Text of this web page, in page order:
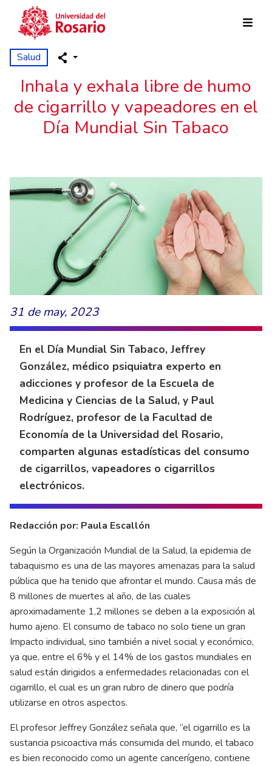
Skip to main content
Salud
Inhala y exhala libre de humo
de cigarrillo y vapeadores en el
Día Mundial Sin Tabaco
31 de may, 2023
En el Día Mundial Sin Tabaco, Jeffrey
González, médico psiquiatra experto en
adicciones y profesor de la Escuela de
Medicina y Ciencias de la Salud, y Paul
Rodríguez, profesor de la Facultad de
Economía de la Universidad del Rosario,
comparten algunas estadísticas del consumo
de cigarrillos, vapeadores o cigarrillos
electrónicos.
Redacción por: Paula Escallón
Según la Organización Mundial de la Salud, la epidemia de
tabaquismo es una de las mayores amenazas para la salud
pública que ha tenido que afrontar el mundo. Causa más de
8 millones de muertes al año, de las cuales
aproximadamente 1,2 millones se deben a la exposición al
humo ajeno. El consumo de tabaco no solo tiene un gran
Impacto individual, sino también a nivel social y económico,
ya que, entre el 6% y el 14% de los gastos mundiales en
salud están dirigidos a enfermedades relacionadas con el
cigarrillo, el cual es un gran rubro de dinero que podría
utilizarse en otros aspectos.
El profesor Jeffrey González señala que, “el cigarrillo es la
sustancia psicoactiva más consumida del mundo, el tabaco
es bien reconocido como un agente cancerígeno, contiene